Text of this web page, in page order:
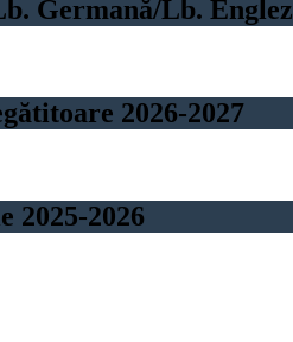
Germană/Lb.
2026-2027
2025-2026